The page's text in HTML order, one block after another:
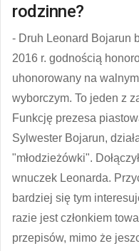
rodzinne?
- Druh Leonard Bojarun
2016 r. godnością
uhonorowany na
wyborczym. To jeden z
Funkcję prezesa
Sylwester Bojarun,
"młodzieżówki".
wnuczek Leonarda.
bardziej się tym
razie jest członkiem
przepisów, mimo że